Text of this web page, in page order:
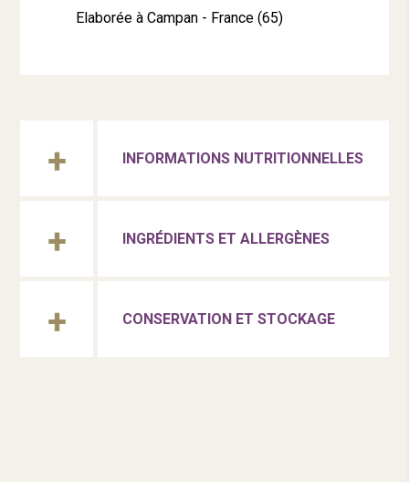
Elaborée à Campan - France (65)
INFORMATIONS NUTRITIONNELLES
INGRÉDIENTS ET ALLERGÈNES
CONSERVATION ET STOCKAGE